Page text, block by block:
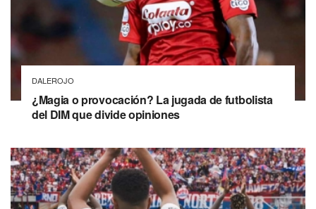
DALEROJO
¿Magia o provocación? La jugada de futbolista
del DIM que divide opiniones